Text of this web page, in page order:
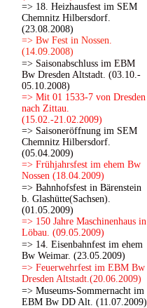
=> 18. Heizhausfest im SEM
Chemnitz Hilbersdorf.
(23.08.2008)
=> Bw Fest in Nossen.
(14.09.2008)
=> Saisonabschluss im EBM
Bw Dresden Altstadt. (03.10.-
05.10.2008)
=> Mit 01 1533-7 von Dresden
nach Zittau.
(15.02.-21.02.2009)
=> Saisoneröffnung im SEM
Chemnitz Hilbersdorf.
(05.04.2009)
=> Frühjahrsfest im ehem Bw
Nossen (18.04.2009)
=> Bahnhofsfest in Bärenstein
b. Glashütte(Sachsen).
(01.05.2009)
=> 150 Jahre Maschinenhaus in
Löbau. (09.05.2009)
=> 14. Eisenbahnfest im ehem
Bw Weimar. (23.05.2009)
=> Feuerwehrfest im EBM Bw
Dresden Altstadt.(20.06.2009)
=> Museums-Sommernacht im
EBM Bw DD Alt. (11.07.2009)